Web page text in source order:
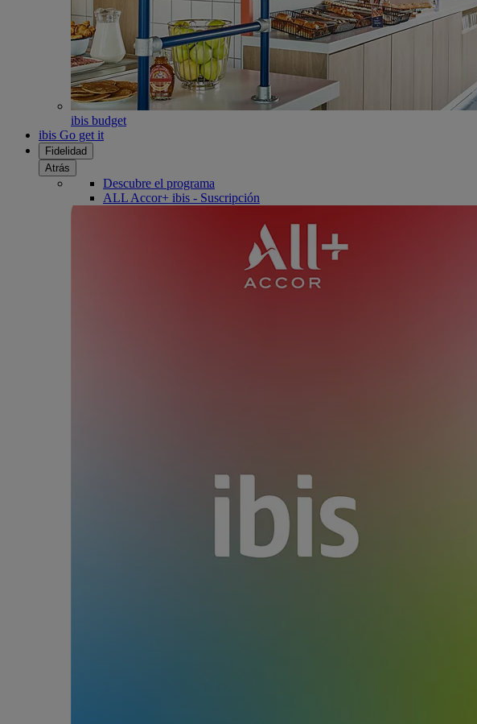
ibis budget
ibis Go get it
Fidelidad
Atrás
Descubre el programa
ALL Accor+ ibis - Suscripción